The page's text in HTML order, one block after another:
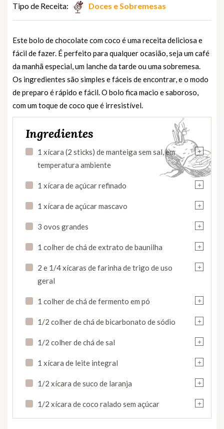
Tipo de Receita: Doces e Sobremesas
Este bolo de chocolate com coco é uma receita deliciosa e
fácil de fazer. É perfeito para qualquer ocasião, seja um café
da manhã especial, um lanche da tarde ou uma sobremesa.
Os ingredientes são simples e fáceis de encontrar, e o modo
de preparo é rápido e fácil. O bolo fica macio e saboroso,
com um toque de coco que é irresistível.
Ingredientes
+
1 xícara (2 sticks) de manteiga sem sal, em
temperatura ambiente
+
1 xícara de açúcar refinado
+
1 xícara de açúcar mascavo
+
3 ovos grandes
+
1 colher de chá de extrato de baunilha
+
2 e 1/4 xícaras de farinha de trigo de uso
geral
+
1 colher de chá de fermento em pó
+
1/2 colher de chá de bicarbonato de sódio
+
1/2 colher de chá de sal
+
1 xícara de leite integral
+
1/2 xícara de suco de laranja
+
1/2 xícara de coco ralado sem açúcar